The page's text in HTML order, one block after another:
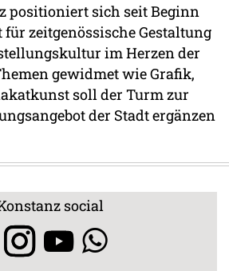
positioniert sich seit Beginn
für zeitgenössische Gestaltung
im Herzen der
gewidmet wie Grafik,
soll der Turm zur
der Stadt ergänzen
social